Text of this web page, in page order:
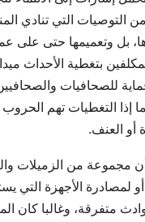
من التوصيات التي تنادي
بل وتعميمها حتى على
بتغطية الأحداث
للصحافيات
إذا التغطيات تهم الحروب
أو العنف.
مجموعة من الزميلات
لمصادرة الأجهزة التي
متفرقة، وغالبا كان